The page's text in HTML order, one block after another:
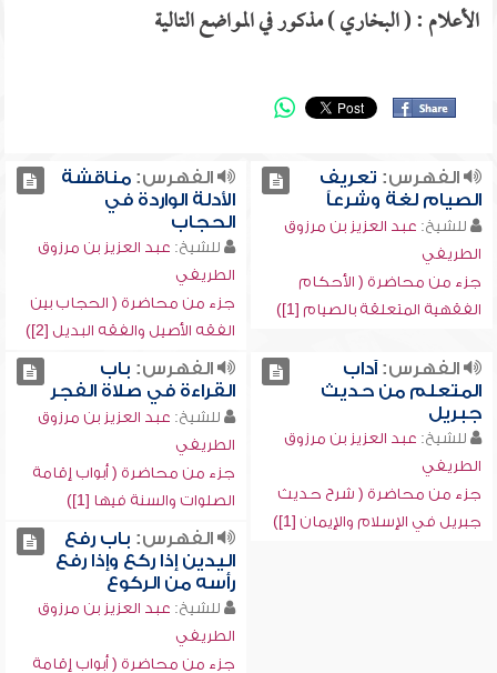
الأعلام : ( البخاري ) مذكور في المواضع التالية
الفهرس: تعريف
الصيام لغة وشرعاً
للشيخ: عبد العزيز بن مرزوق
الطريفي
جزء من محاضرة ( الأحكام
الفقهية المتعلقة بالصيام [1])
الفهرس:مناقشة
الأدلة الواردة في
الحجاب
للشيخ: عبد العزيز بن مرزوق
الطريفي
جزء من محاضرة ( الحجاب بين
الفقه الأصيل والفقه البديل [2])
الفهرس:آداب
المتعلم من حديث
جبريل
للشيخ: عبد العزيز بن مرزوق
الطريفي
جزء من محاضرة ( شرح حديث
جبريل في الإسلام والإيمان [1])
الفهرس: باب
القراءة في صلاة الفجر
للشيخ: عبد العزيز بن مرزوق
الطريفي
جزء من محاضرة ( أبواب إقامة
الصلوات والسنة فيها [1])
الفهرس: باب رفع
اليدين إذا ركع وإذا رفع
رأسه من الركوع
للشيخ: عبد العزيز بن مرزوق
الطريفي
جزء من محاضرة ( أبواب إقامة